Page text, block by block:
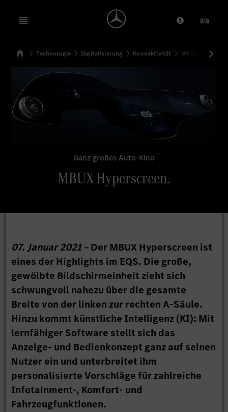
Open menu Anbieter/
SuchenStartseite
Technologie Digitalisierung Konnektivität MBUX
Ganz großes Auto-Kino
MBUX Hyperscreen.
07. Januar 2021 –Der MBUX Hyperscreen ist
eines der Highlights im EQS. Die große,
gewölbte Bildschirmeinheit zieht sich
schwungvoll nahezu über die gesamte
Breite von der linken zur rechten A-Säule.
Hinzu kommt künstliche Intelligenz (KI): Mit
lernfähiger Software stellt sich das
Anzeige- und Bedienkonzept ganz auf seinen
Nutzer ein und unterbreitet ihm
personalisierte Vorschläge für zahlreiche
Infotainment-, Komfort- und
Fahrzeugfunktionen.